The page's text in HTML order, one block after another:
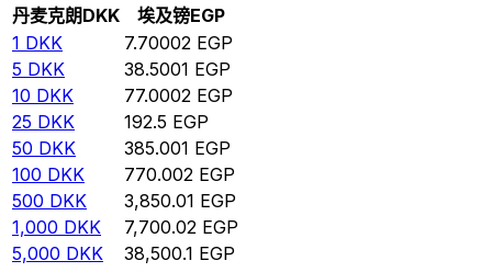
丹麦克朗DKK 埃及镑EGP
1 DKK 7.70002 EGP
5 DKK 38.5001 EGP
10 DKK 77.0002 EGP
25 DKK 192.5 EGP
50 DKK 385.001 EGP
100 DKK 770.002 EGP
500 DKK 3,850.01 EGP
1,000 DKK 7,700.02 EGP
5,000 DKK 38,500.1 EGP